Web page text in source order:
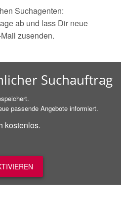
Suchagenten:
ab und lass Dir neue
zusenden.
Suchauftrag
passende Angebote informiert.
kostenlos.